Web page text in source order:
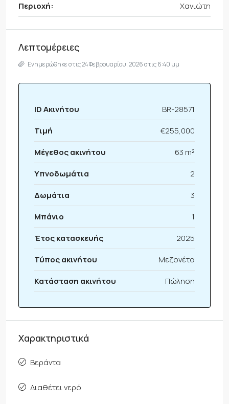
Περιοχή:
Χανιώτη
Λεπτομέρειες
Ενημερώθηκε στις 24 Φεβρουαρίου, 2026 στις 6:40 μμ
ID Ακινήτου
BR-28571
Τιμή
€255,000
Μέγεθος ακινήτου
63 m²
Υπνοδωμάτια
2
Δωμάτια
3
Μπάνιο
1
Έτος κατασκευής
2025
Τύπος ακινήτου
Μεζονέτα
Κατάσταση ακινήτου
Πώληση
Χαρακτηριστικά
Βεράντα
Διαθέτει νερό